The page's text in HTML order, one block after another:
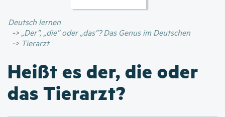
Deutsch lernen
„Der”, „die” oder „das”? Das Genus im Deutschen
Tierarzt
Heißt es der, die oder
das Tierarzt?